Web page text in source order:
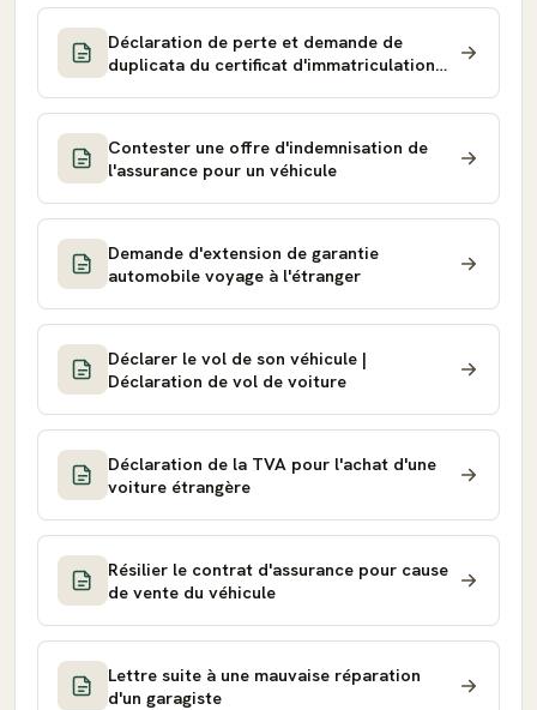
Déclaration de perte et demande de
duplicata du certificat d'immatriculation
Contester une offre d'indemnisation de
l'assurance pour un véhicule
Demande d'extension de garantie
automobile voyage à l'étranger
Déclarer le vol de son véhicule |
Déclaration de vol de voiture
Déclaration de la TVA pour l'achat d'une
voiture étrangère
Résilier le contrat d'assurance pour cause
de vente du véhicule
Lettre suite à une mauvaise réparation
d'un garagiste